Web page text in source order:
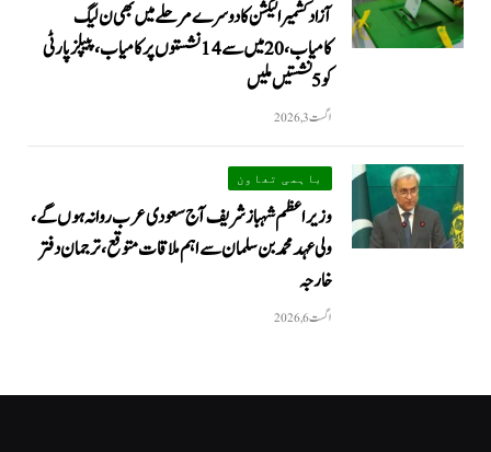
آزاد کشمیر الیکشن کا دوسرے مرحلے میں بھی ن لیگ
کامیاب، 20 میں سے 14 نشستوں پر کامیاب، پیپلزپارٹی
کو 5 نشستیں ملیں
اگست 3, 2026
باہمی تعاون
وزیراعظم شہباز شریف آج سعودی عرب روانہ ہوں گے،
ولی عہد محمد بن سلمان سے اہم ملاقات متوقع، ترجمان دفتر
خارجہ
اگست 6, 2026